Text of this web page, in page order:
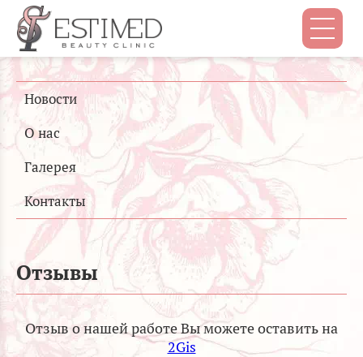
Новости
О нас
Галерея
Контакты
Отзывы
Отзыв о нашей работе Вы можете оставить на
2Gis